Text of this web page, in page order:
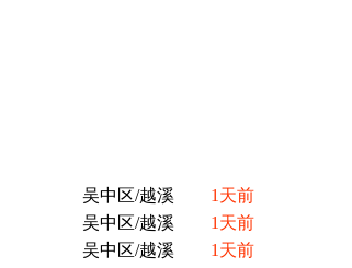
吴中区/越溪
1天前
吴中区/越溪
1天前
吴中区/越溪
1天前